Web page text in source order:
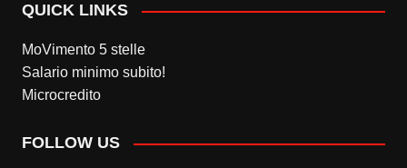
QUICK LINKS
MoVimento 5 stelle
Salario minimo subito!
Microcredito
FOLLOW US